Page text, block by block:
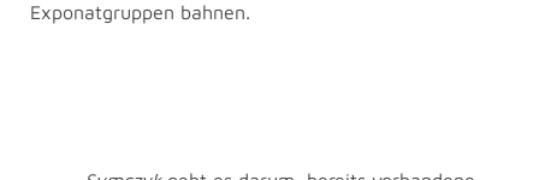
Exponatgruppen bahnen.